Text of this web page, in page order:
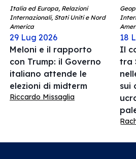
Italia ed Europa, Relazioni
Internazionali, Stati Uniti e Nord
America
29 Lug 2026
Meloni e il rapporto
con Trump: il Governo
italiano attende le
elezioni di midterm
Riccardo Missaglia
18
Il
tra
sui